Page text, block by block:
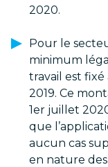
2020.
Pour le
minimum
travail est fixé
2019. Ce
1er juillet
que
aucun cas
en nature des